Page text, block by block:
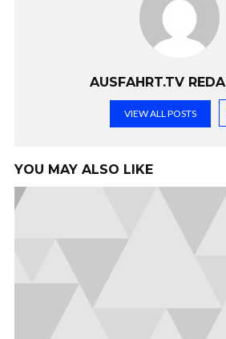
AUSFAHRT.TV
VIEW ALL POSTS
YOU MAY ALSO LIKE